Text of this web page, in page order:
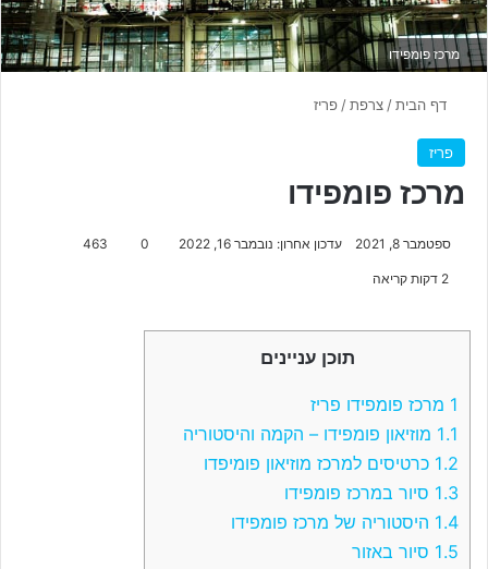
מרכז פומפידו
דף הבית/ צרפת/ פריז
פריז
מרכז פומפידו
ספטמבר 8, 2021 עדכון אחרון: נובמבר 16, 2022 0
463
תוכן עניינים
1 מרכז פומפידו פריז
1.1 מוזיאון פומפידו – הקמה והיסטוריה
1.2 כרטיסים למרכז מוזיאון פומיפדו
1.3 סיור במרכז פומפידו
1.4 היסטוריה של מרכז פומפידו
1.5 סיור באזור